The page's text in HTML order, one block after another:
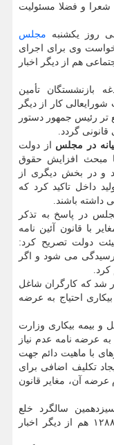
و فضلا مسئولیت
روز یکشنبه مجلس
وی برای اجرای
هم از دیگر اخبار
بازنشستگان تأمین
کار از دیگر
تر رئیس جمهور دستور
گردد.
در مجلس از دولت
مبحث افزایش حقوق
و در بخش دیگری از
داخل تاکید کرد که
داشته باشند.
در پاسخ به تذکر
با قانون آئین نامه
دولت تصریح کرد:
می شود و اگر
شد که کارگران شاغل
احتیاج به عرضه
و بیمه بیکاری وزارت
عرضه نامه عدم نیاز
با ماهیت دائم جهت
تکلیف اضافی برای
آن، مغایر قانون
سالگرد خلع
محمدعلی شاه قاجار از سلطنت در سال ۱۲۸۸ هم از دیگر اخبار